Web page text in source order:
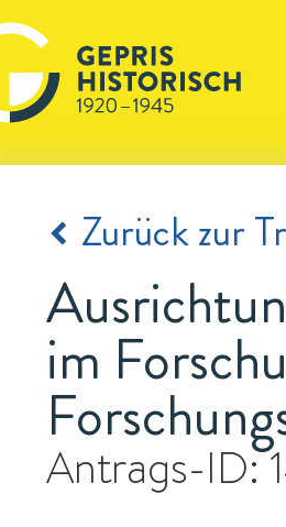
Zurück zur
im
Antrags-ID: